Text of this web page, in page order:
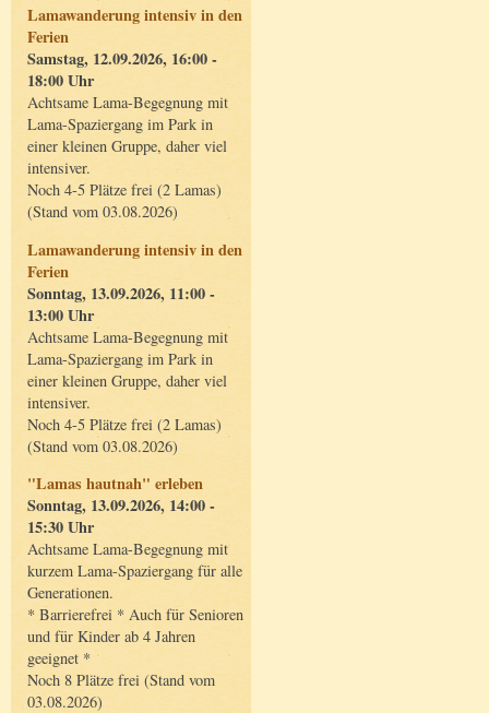
Lamawanderung intensiv in den
Ferien
Samstag, 12.09.2026, 16:00 -
18:00 Uhr
Achtsame Lama-Begegnung mit
Lama-Spaziergang im Park in
einer kleinen Gruppe, daher viel
intensiver.
Noch 4-5 Plätze frei (2 Lamas)
(Stand vom 03.08.2026)
Lamawanderung intensiv in den
Ferien
Sonntag, 13.09.2026, 11:00 -
13:00 Uhr
Achtsame Lama-Begegnung mit
Lama-Spaziergang im Park in
einer kleinen Gruppe, daher viel
intensiver.
Noch 4-5 Plätze frei (2 Lamas)
(Stand vom 03.08.2026)
"Lamas hautnah" erleben
Sonntag, 13.09.2026, 14:00 -
15:30 Uhr
Achtsame Lama-Begegnung mit
kurzem Lama-Spaziergang für alle
Generationen.
* Barrierefrei * Auch für Senioren
und für Kinder ab 4 Jahren
geeignet *
Noch 8 Plätze frei (Stand vom
03.08.2026)